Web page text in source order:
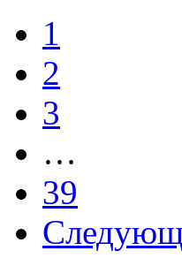
1
2
3
…
39